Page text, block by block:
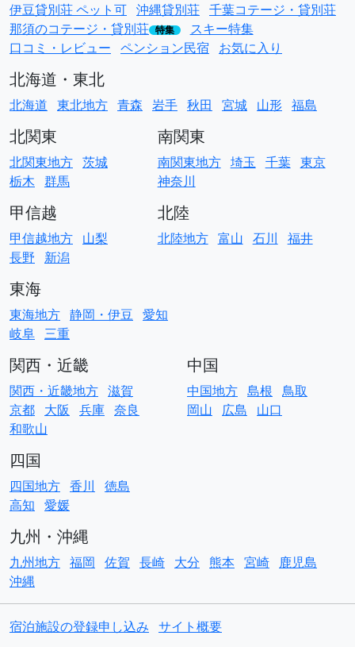
伊豆貸別荘 ペット可 沖縄貸別荘 千葉コテージ・貸別荘
那須のコテージ・貸別荘 特集
スキー特集
口コミ・レビュー ペンション民宿 お気に入り
北海道・東北
北海道 東北地方 青森 岩手 秋田 宮城 山形 福島
北関東
北関東地方 茨城
栃木 群馬
南関東
南関東地方 埼玉 千葉 東京
神奈川
甲信越
甲信越地方 山梨
長野
新潟
北陸
北陸地方 富山 石川 福井
東海
東海地方 静岡・伊豆 愛知
岐阜 三重
関西・近畿
関西・近畿地方 滋賀
京都 大阪 兵庫 奈良
和歌山
中国
中国地方 島根 鳥取
岡山
広島 山口
四国
四国地方 香川
徳島
高知 愛媛
九州・沖縄
九州地方 福岡 佐賀 長崎 大分 熊本 宮崎
鹿児島
沖縄
宿泊施設の登録申し込み サイト概要